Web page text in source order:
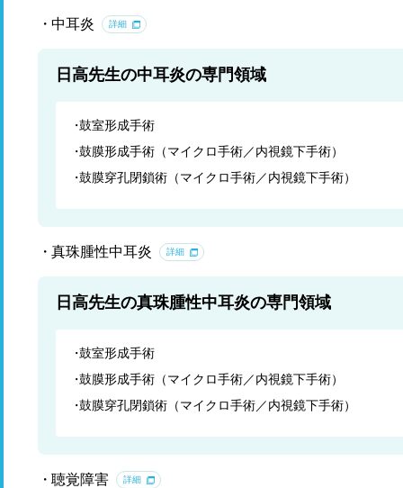
中耳炎 詳細
日高先生の中耳炎の専門領域
鼓室形成手術
鼓膜形成手術（マイクロ手術／内視鏡下手術）
鼓膜穿孔閉鎖術（マイクロ手術／内視鏡下手術）
真珠腫性中耳炎 詳細
日高先生の真珠腫性中耳炎の専門領域
鼓室形成手術
鼓膜形成手術（マイクロ手術／内視鏡下手術）
鼓膜穿孔閉鎖術（マイクロ手術／内視鏡下手術）
聴覚障害 詳細